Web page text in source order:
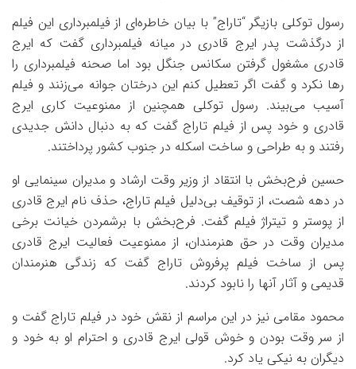
رسول توکلی بازیگر “تاراج” با بیان خاطره‌ای از فیلمبرداری این فیلم
از درگذشت پدر ایرج قادری در میانه فیلمبرداری گفت که ایرج
قادری مشغول گرفتن سکانس جنگل بود اما صحنه فیلمبرداری را
رها نکرد و گفت اگر تعطیل کنم این درختان جوانه می‌زنند و فیلم
آسیب می‌بیند. رسول توکلی همچنین از ممنوعیت کاری ایرج
قادری و خود پس از فیلم تاراج گفت که به دنبال دانش جدیدی
رفتند و به طراحی و ساخت اسکله در جنوب کشور پرداختند.
حسین فرح‌بخش با انتقاد از وزیر وقت ارشاد و مدیران سینمایی او
در دهه شصت، از توقیف بی‌دلیل فیلم تاراج، حذف نام ایرج قادری
از پوستر و تیتراژ فیلم گفت. فرح‌بخش با برشمردن خیانت برخی
مدیران وقت در حق هنرمندان، از ممنوعیت فعالیت ایرج قادری
پس از ساخت فیلم پرفروش تاراج گفت که زندگی هنرمندان
قدیمی و آثار آنها را نابود کردند.
محمود مقامی نیز در این مراسم از نقش خود در فیلم تاراج گفت و
از سر وقت بودن و خوش قولی ایرج قادری و احترام او به خود و
دیگران به نیکی یاد کرد.